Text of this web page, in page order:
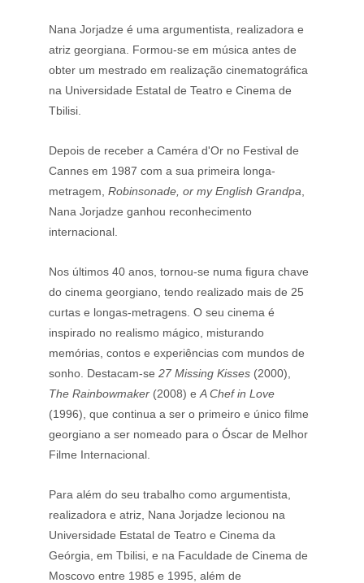
Nana Jorjadze é uma argumentista, realizadora e
atriz georgiana. Formou-se em música antes de
obter um mestrado em realização cinematográfica
na Universidade Estatal de Teatro e Cinema de
Tbilisi.
Depois de receber a Caméra d'Or no Festival de
Cannes em 1987 com a sua primeira longa-
metragem, Robinsonade, or my English Grandpa
Nana Jorjadze ganhou reconhecimento
internacional.
Nos últimos 40 anos, tornou-se numa figura chave
do cinema georgiano, tendo realizado mais de 25
curtas e longas-metragens. O seu cinema é
inspirado no realismo mágico, misturando
memórias, contos e experiências com mundos de
sonho. Destacam-se 27 Missing Kisses (2000),
The Rainbowmaker (2008) e A Chef in Love
(1996), que continua a ser o primeiro e único filme
georgiano a ser nomeado para o Óscar de Melhor
Filme Internacional.
Para além do seu trabalho como argumentista,
realizadora e atriz, Nana Jorjadze lecionou na
Universidade Estatal de Teatro e Cinema da
Geórgia, em Tbilisi, e na Faculdade de Cinema de
Moscovo entre 1985 e 1995, além de